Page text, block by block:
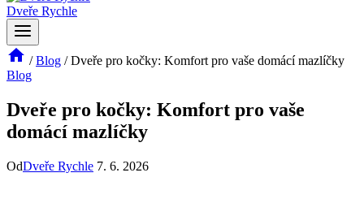
Dveře Rychle
/ Blog / Dveře pro kočky: Komfort pro vaše domácí mazlíčky
Blog
Dveře pro kočky: Komfort pro vaše
domácí mazlíčky
OdDveře Rychle 7. 6. 2026